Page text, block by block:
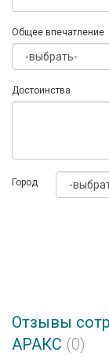
Общее впечатление
Достоинства
Город
Отзывы
АРАКС (0)